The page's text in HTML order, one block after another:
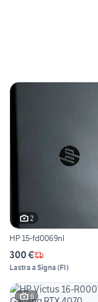
2
HP 15‑fd0069nl
300 €
Lastra a Signa (FI)
6